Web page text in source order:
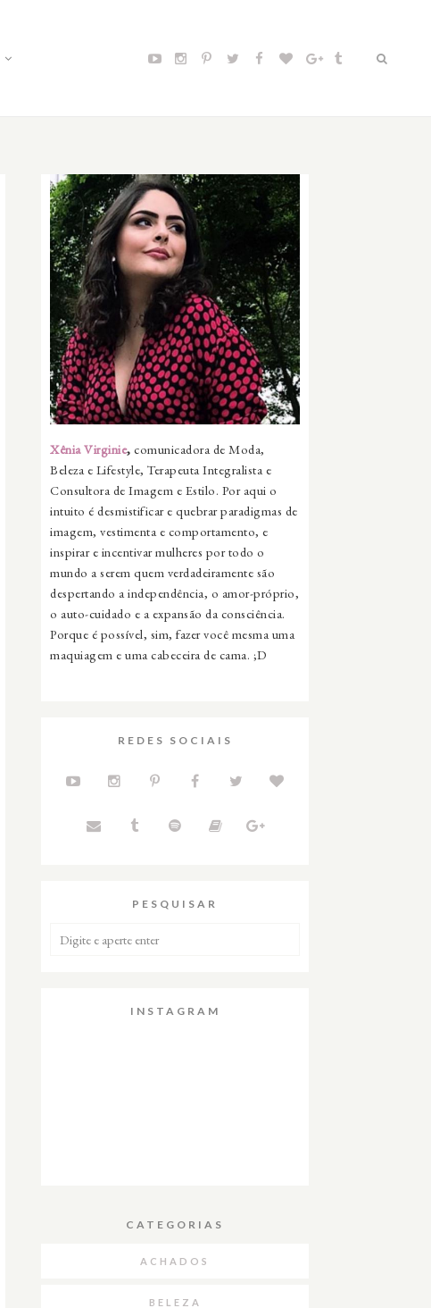
Xênia Virginie, comunicadora de Moda,
Beleza e Lifestyle, Terapeuta Integralista e
Consultora de Imagem e Estilo. Por aqui o
intuito é desmistificar e quebrar paradigmas de
imagem, vestimenta e comportamento, e
inspirar e incentivar mulheres por todo o
mundo a serem quem verdadeiramente são
despertando a independência, o amor-próprio,
o auto-cuidado e a expansão da consciência.
Porque é possível, sim, fazer você mesma uma
maquiagem e uma cabeceira de cama. ;D
REDES SOCIAIS
PESQUISAR
INSTAGRAM
CATEGORIAS
ACHADOS
BELEZA